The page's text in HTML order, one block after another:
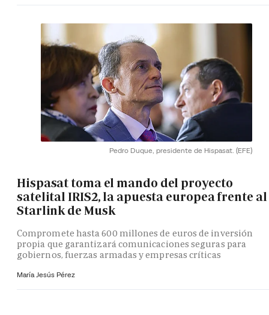
Pedro Duque, presidente de Hispasat. (EFE)
Hispasat toma el mando del proyecto
satelital IRIS2, la apuesta europea frente al
Starlink de Musk
Compromete hasta 600 millones de euros de inversión
propia que garantizará comunicaciones seguras para
gobiernos, fuerzas armadas y empresas críticas
María Jesús Pérez